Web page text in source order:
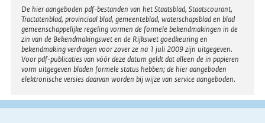
Disclaimer
De hier aangeboden pdf-bestanden van het Staatsblad, Staatscourant,
Tractatenblad, provinciaal blad, gemeenteblad, waterschapsblad en blad
gemeenschappelijke regeling vormen de formele bekendmakingen in de
zin van de Bekendmakingswet en de Rijkswet goedkeuring en
bekendmaking verdragen voor zover ze na 1 juli 2009 zijn uitgegeven.
Voor pdf-publicaties van vóór deze datum geldt dat alleen de in papieren
vorm uitgegeven bladen formele status hebben; de hier aangeboden
elektronische versies daarvan worden bij wijze van service aangeboden.